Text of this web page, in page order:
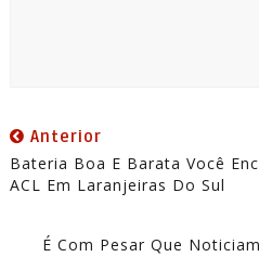
Anterior
Bateria Boa E Barata Você
ACL Em Laranjeiras Do Sul
É Com Pesar Que